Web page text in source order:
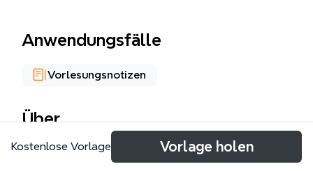
Anwendungsfälle
Vorlesungsnotizen
Über
Windows下的USB驱动程序简单框架模板，专为
Kostenlose Vorlage Vorlage holen